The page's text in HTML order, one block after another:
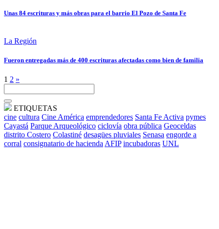
Unas 84 escrituras y más obras para el barrio El Pozo de Santa Fe
La Región
Fueron entregadas más de 400 escrituras afectadas como bien de familia
1 2 »
ETIQUETAS
cine cultura Cine América emprendedores Santa Fe Activa pymes
Cayastá Parque Arqueológico ciclovía obra pública Geoceldas
distrito Costero Colastiné desagües pluviales Senasa engorde a
corral consignatario de hacienda AFIP incubadoras UNL